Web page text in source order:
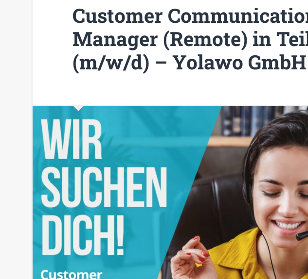
Customer
Manager (Remote) in
(m/w/d) – Yolawo GmbH